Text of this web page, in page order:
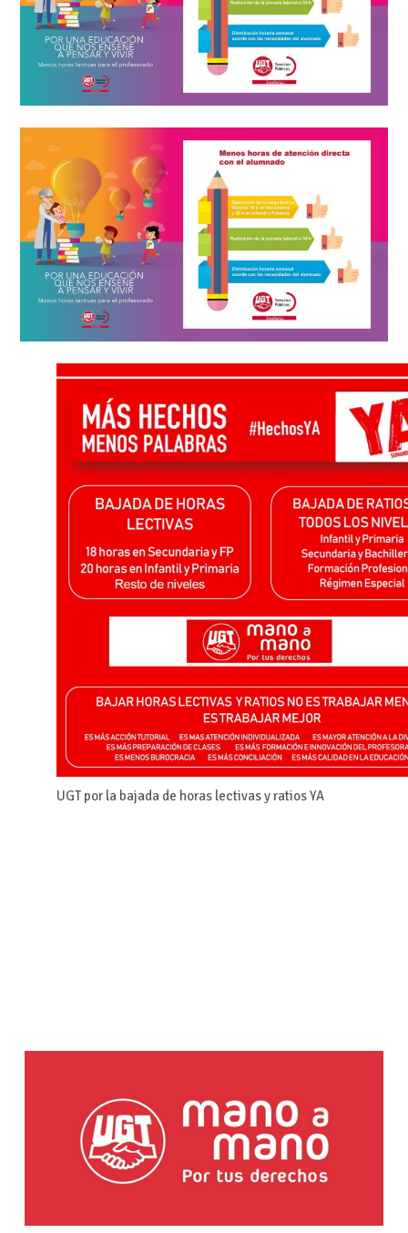
UGT por la bajada de horas lectivas y ratios YA